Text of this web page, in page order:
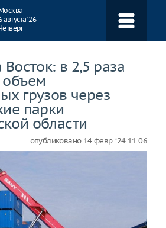
августа ‘26
Восток: в 2,5 раза
объем
грузов через
парки
области
опубликовано 14 февр. ‘24 11:06